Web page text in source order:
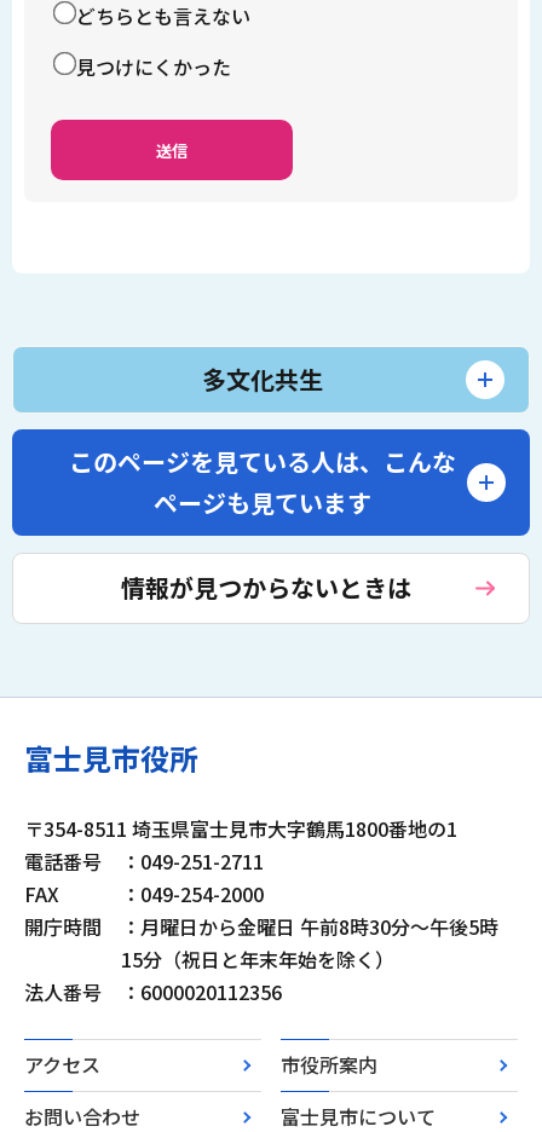
どちらとも言えない
見つけにくかった
多文化共生
このページを見ている人は、 こんな
ページも見ています
情報が見つからないときは
富士見市役所
〒354-8511 埼玉県富士見市大字鶴馬1800番地の1
電話番号
：049-251-2711
FAX
：049-254-2000
開庁時間
：月曜日から金曜日 午前8時30分～午後5時
15分（祝日と年末年始を除く）
法人番号
：6000020112356
アクセス
市役所案内
お問い合わせ
富士見市について